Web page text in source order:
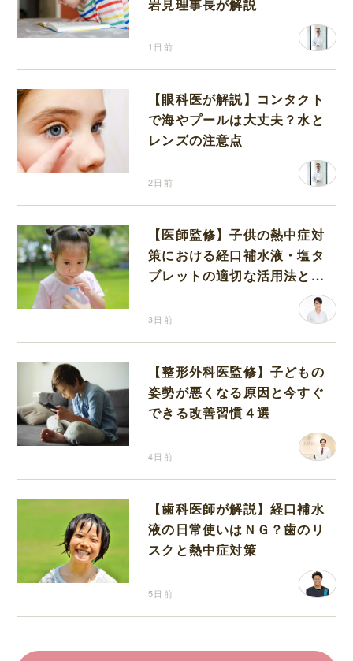
岩見理事長が解説
1日前
【眼科医が解説】コンタクト
で海やプールは大丈夫？水と
レンズの注意点
2日前
【医師監修】子供の熱中症対
策における経口補水液・塩タ
ブレットの適切な活用法と水
3日前
【整形外科医監修】子どもの
姿勢が悪くなる原因と今すぐ
できる改善習慣４選
4日前
【歯科医師が解説】経口補水
液の日常使いはＮＧ？歯のリ
スクと熱中症対策
5日前